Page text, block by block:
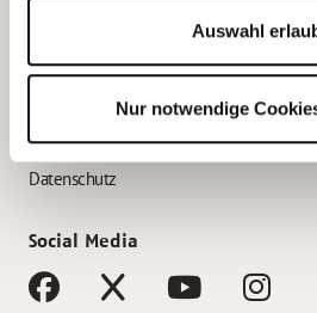
Auswahl
Nur notwendige
AWO Gliederungen nach Bundesland
Impressum
Datenschutz
Social Media